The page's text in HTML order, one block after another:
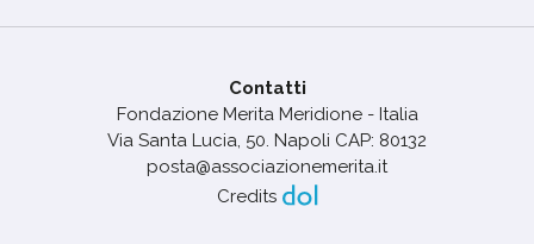
Contatti
Fondazione Merita Meridione - Italia
Via Santa Lucia, 50. Napoli CAP: 80132
posta@associazionemerita.it
Credits